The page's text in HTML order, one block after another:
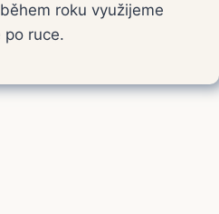
roku využijeme
po ruce.